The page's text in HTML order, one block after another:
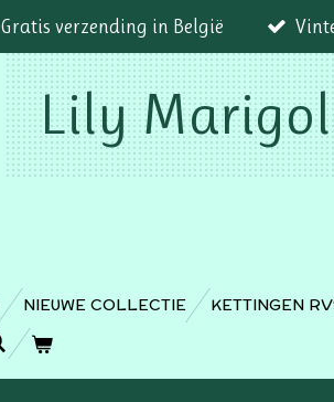
Gratis verzending in België
Lily
NIEUWE COLLECTIE KETTINGEN